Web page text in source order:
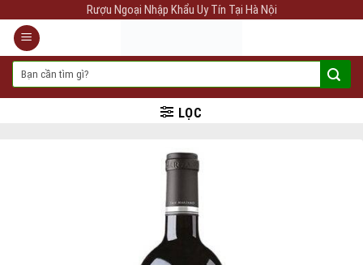
content
Rượu Ngoại Nhập Khẩu Uy Tín Tại Hà Nội
kiếm:
LỌC